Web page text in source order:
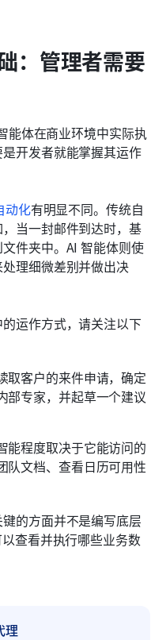
：管理者需要
能体在商业环境中实际执
开发者就能掌握其运作
动化有明显不同。传统自
当一封邮件到达时，基
件夹中。AI 智能体则使
理细微差别并做出决
运作方式，请关注以下
取客户的来件申请，确定
部专家，并起草一个建议
能程度取决于它能访问的
队文档、查看日历可用性
的方面并不是编写底层
查看并执行哪些业务数
理